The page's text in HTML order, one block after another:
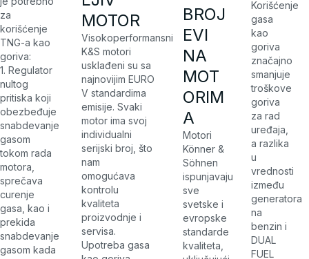
za
korišćenje
TNG-a kao
goriva:
1. Regulator
nultog
pritiska koji
obezbeđuje
snabdevanje
gasom
tokom rada
motora,
sprečava
curenje
gasa, kao i
prekida
snabdevanje
gasom kada
MOTOR
Visokoperformansni
K&S motori
usklađeni su sa
najnovijim EURO
V standardima
emisije. Svaki
motor ima svoj
individualni
serijski broj, što
nam
omogućava
kontrolu
kvaliteta
proizvodnje i
servisa.
Upotreba gasa
BROJ
EVI
NA
MOT
ORIM
A
Motori
Könner &
Söhnen
ispunjavaju
sve
svetske i
evropske
standarde
kvaliteta,
Korišćenje
gasa
kao
goriva
značajno
smanjuje
troškove
goriva
za rad
uređaja,
a razlika
u
vrednosti
između
generatora
na
benzin i
DUAL
FUEL